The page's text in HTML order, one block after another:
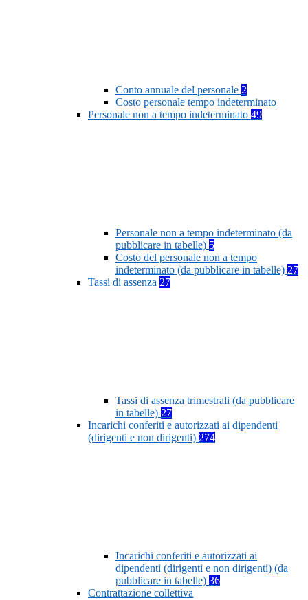
Conto annuale del personale 2
Costo personale tempo indeterminato
Personale non a tempo indeterminato 49
Personale non a tempo indeterminato (da
pubblicare in tabelle) 5
Costo del personale non a tempo
indeterminato (da pubblicare in tabelle) 27
Tassi di assenza 27
Tassi di assenza trimestrali (da pubblicare
in tabelle) 27
Incarichi conferiti e autorizzati ai dipendenti
(dirigenti e non dirigenti) 274
Incarichi conferiti e autorizzati ai
dipendenti (dirigenti e non dirigenti) (da
pubblicare in tabelle) 36
Contrattazione collettiva